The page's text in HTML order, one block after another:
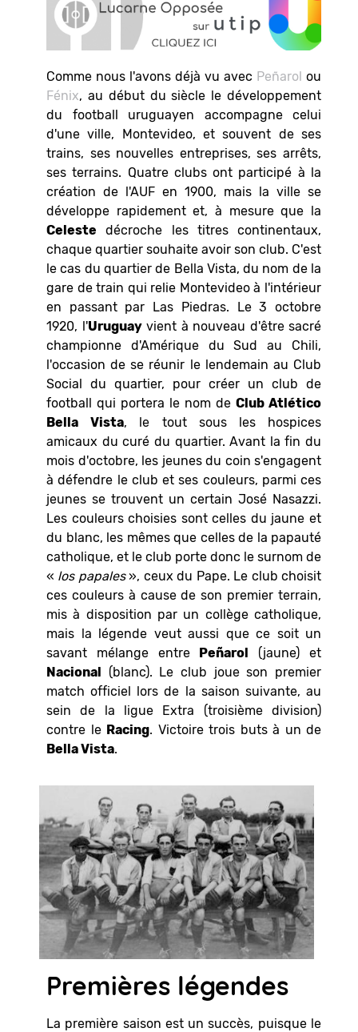
Comme nous l'avons déjà vu avec Peñarol ou
Fénix, au début du siècle le développement
du football uruguayen accompagne celui
d'une ville, Montevideo, et souvent de ses
trains, ses nouvelles entreprises, ses arrêts,
ses terrains. Quatre clubs ont participé à la
création de l'AUF en 1900, mais la ville se
développe rapidement et, à mesure que la
Celeste décroche les titres continentaux,
chaque quartier souhaite avoir son club. C'est
le cas du quartier de Bella Vista, du nom de la
gare de train qui relie Montevideo à l'intérieur
en passant par Las Piedras. Le 3 octobre
1920, l'Uruguayvient à nouveau d'être sacré
championne d'Amérique du Sud au Chili,
l'occasion de se réunir le lendemain au Club
Social du quartier, pour créer un club de
football qui portera le nom de Club Atlético
Bella
Vista, le tout sous les hospices
amicaux du curé du quartier. Avant la fin du
mois d'octobre, les jeunes du coin s'engagent
à défendre le club et ses couleurs, parmi ces
jeunes se trouvent un certain José Nasazzi.
Les couleurs choisies sont celles du jaune et
du blanc, les mêmes que celles de la papauté
catholique, et le club porte donc le surnom de
« los papales», ceux du Pape. Le club choisit
ces couleurs à cause de son premier terrain,
mis à disposition par un collège catholique,
mais la légende veut aussi que ce soit un
savant mélange entre
Peñarol
(jaune) et
Nacional
(blanc). Le club joue son premier
match officiel lors de la saison suivante, au
sein de la ligue Extra (troisième division)
contre le Racing. Victoire trois buts à un de
Bella Vista.
Premières légendes
La première saison est un succès, puisque le